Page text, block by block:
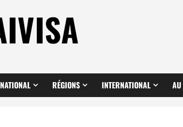
NATIONAL RÉGIONS INTERNATIONAL AU